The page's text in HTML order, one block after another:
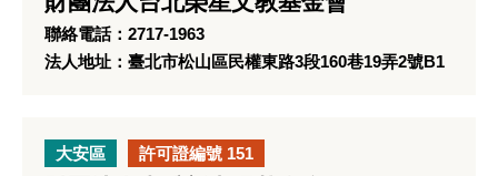
聯絡電話：2717-1963
法人地址：臺北市松山區民權東路3段160巷19弄2號B1
大安區 許可證編號 151